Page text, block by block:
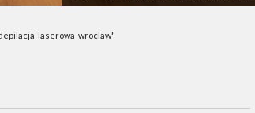
laserowa-wroclaw"